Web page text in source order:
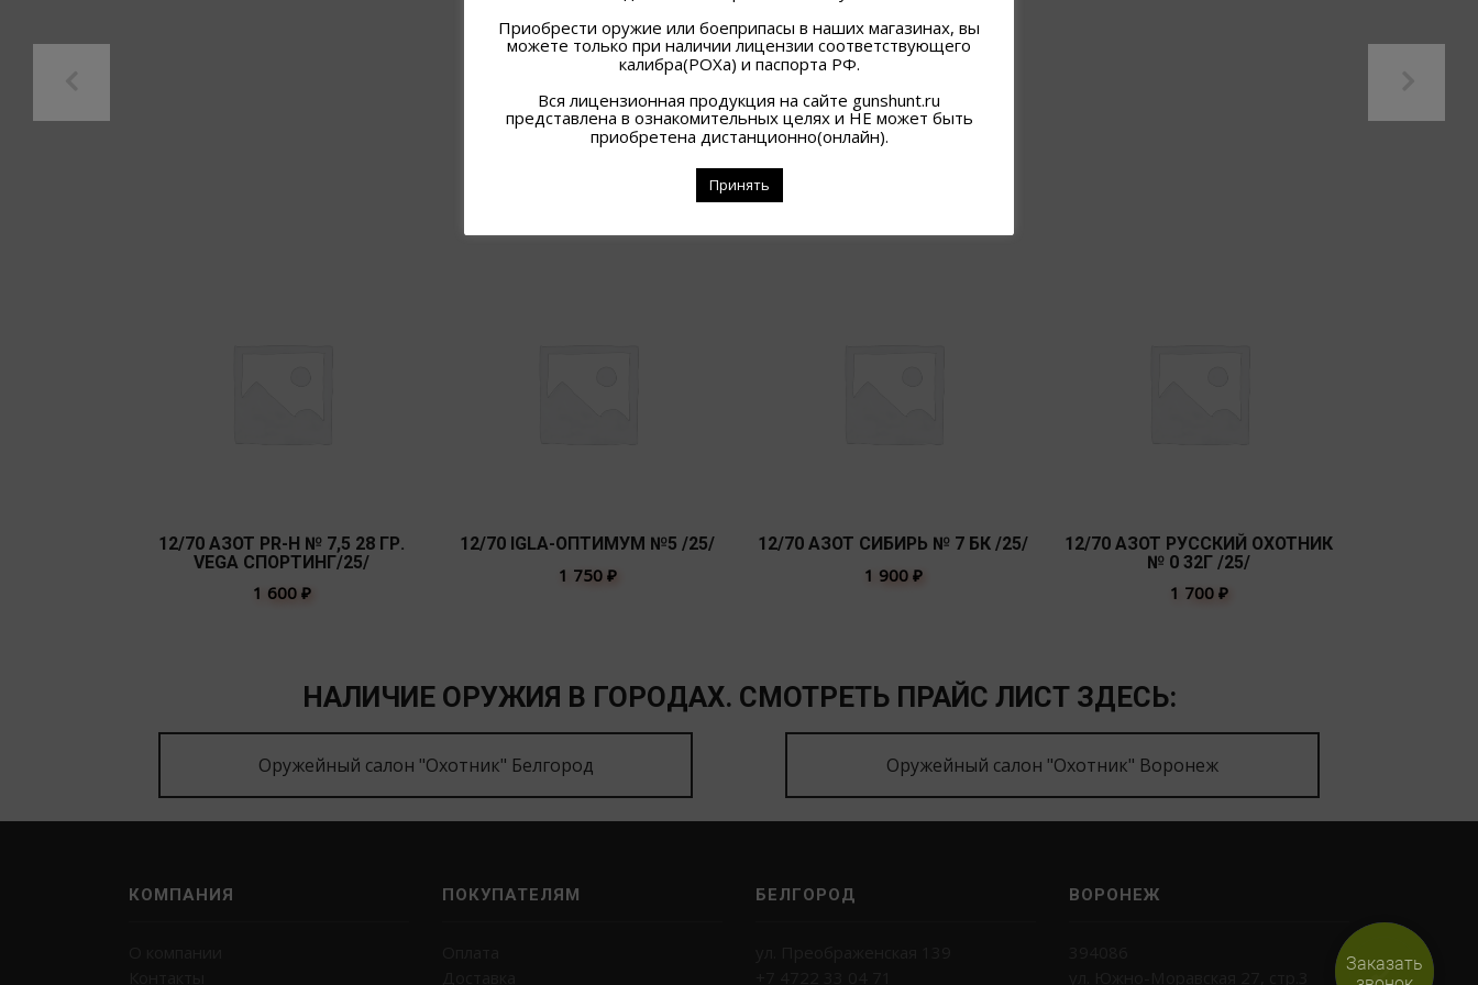
ПОХОЖИЕ ТОВАРЫ
12/70 АЗОТ PR-H № 7,5 28 ГР.
VEGA СПОРТИНГ/25/
1 600 ₽
12/70 IGLA-ОПТИМУМ №5 /25/
1 750 ₽
12/70 АЗОТ СИБИРЬ № 7 БК /25/
1 900 ₽
12/70 АЗОТ РУССКИЙ ОХОТНИК
№ 0 32Г /25/
1 700 ₽
НАЛИЧИЕ ОРУЖИЯ В ГОРОДАХ. СМОТРЕТЬ ПРАЙС ЛИСТ ЗДЕСЬ:
Оружейный салон "Охотник" Белгород Оружейный салон "Охотник" Воронеж
КОМПАНИЯ ПОКУПАТЕЛЯМ БЕЛГОРОД ВОРОНЕЖ
Приобрести оружие или боеприпасы в наших магазинах, вы
можете только при наличии лицензии соответствующего
калибра(РОХа) и паспорта РФ.
Вся лицензионная продукция на сайте gunshunt.ru
представлена в ознакомительных целях и НЕ может быть
приобретена дистанционно(онлайн).
Принять
Заказать